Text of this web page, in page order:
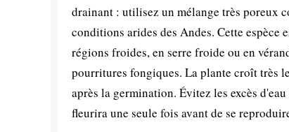
drainant : utilisez un mélange très poreux
conditions arides des Andes. Cette espèce
régions froides, en serre froide ou en
pourritures fongiques. La plante croît très
après la germination. Évitez les excès
fleurira une seule fois avant de se